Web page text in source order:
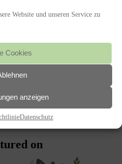
Website und unseren Service zu
Cookies
anzeigen
Datenschutz
IN DIE SAISON
on